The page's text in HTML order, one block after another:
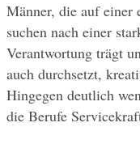
Männer, die auf einer
suchen nach einer
Verantwortung trägt
auch durchsetzt,
Hingegen deutlich
die Berufe